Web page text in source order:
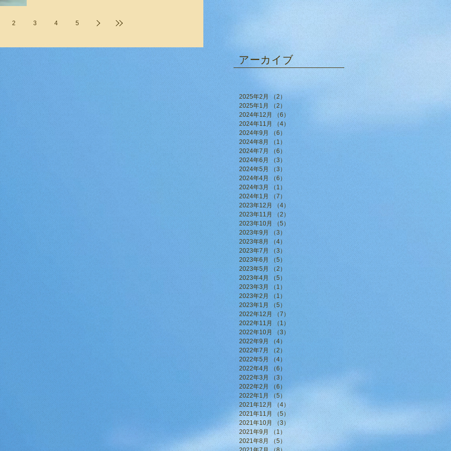
2 3 4 5
アーカイブ
2025年2月 （2）
2件の記事
2025年1月
（2）
2件の記事
2024年12月
（6）
6件の記事
2024年11月
（4）
4件の記事
2024年9月
（6）
6件の記事
2024年8月
（1） 1件の記事
2024年7月
（6）
6件の記事
2024年6月
（3）
2024年5月
（3）
2024年4月
（6）
6件の記事
2024年3月
（1）
2024年1月
（7）
7件の記事
2023年12月
（4）
2023年11月
（2）
2件の記事
2023年10月
（5）
5件の記事
2023年9月
（3）
3件の記事
2023年8月
（4）
4件の記事
2023年7月
（3）
2023年6月
（5）
5件の記事
2023年5月
（2）
2023年4月
（5）
2023年3月
（1）
2023年2月
（1）
1件の記事
2023年1月
（5）
2022年12月
（7）
2022年11月
（1）
1件の記事
2022年10月
（3）
2022年9月
（4）
4件の記事
2022年7月
（2） 2件の記事
2022年5月
（4）
2022年4月
（6）
6件の記事
2022年3月
（3）
2022年2月
（6）
6件の記事
2022年1月
（5）
5件の記事
2021年12月
（4）
4件の記事
2021年11月
（5）
5件の記事
2021年10月
（3）
3件の記事
2021年9月
（1） 1件の記事
2021年8月
（5）
5件の記事